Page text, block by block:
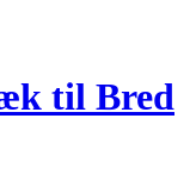
til Bred